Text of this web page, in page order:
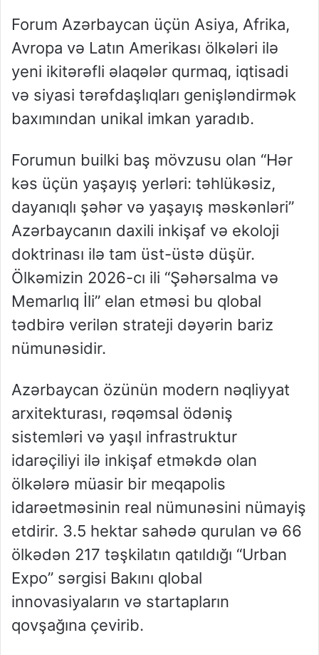
Forum Azərbaycan üçün Asiya, Afrika,
Avropa və Latın Amerikası ölkələri ilə
yeni ikitərəfli əlaqələr qurmaq, iqtisadi
və siyasi tərəfdaşlıqları genişləndirmək
baxımından unikal imkan yaradıb.
Forumun builki baş mövzusu olan “Hər
kəs üçün yaşayış yerləri: təhlükəsiz,
dayanıqlı şəhər və yaşayış məskənləri”
Azərbaycanın daxili inkişaf və ekoloji
doktrinası ilə tam üst-üstə düşür.
Ölkəmizin 2026-cı ili “Şəhərsalma və
Memarlıq İli” elan etməsi bu qlobal
tədbirə verilən strateji dəyərin bariz
nümunəsidir.
Azərbaycan özünün modern nəqliyyat
arxitekturası, rəqəmsal ödəniş
sistemləri və yaşıl infrastruktur
idarəçiliyi ilə inkişaf etməkdə olan
ölkələrə müasir bir meqapolis
idarəetməsinin real nümunəsini nümayiş
etdirir. 3.5 hektar sahədə qurulan və 66
ölkədən 217 təşkilatın qatıldığı “Urban
Expo” sərgisi Bakını qlobal
innovasiyaların və startapların
qovşağına çevirib.